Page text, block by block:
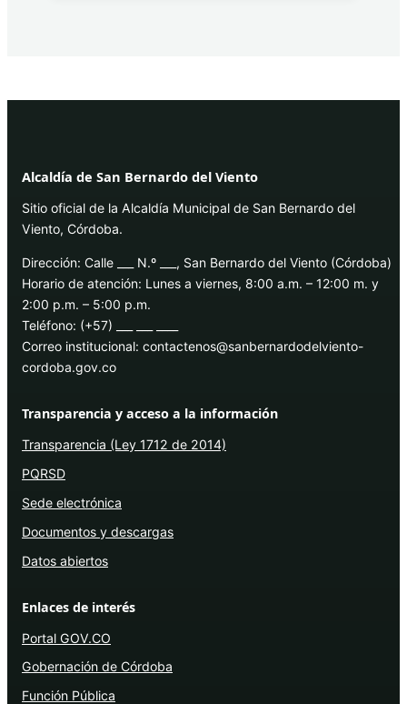
Alcaldía de San Bernardo del Viento
Sitio oficial de la Alcaldía Municipal de San Bernardo del
Viento, Córdoba.
Dirección: Calle ___ N.º ___, San Bernardo del Viento (Córdoba)
Horario de atención: Lunes a viernes, 8:00 a.m. – 12:00 m. y
2:00 p.m. – 5:00 p.m.
Teléfono: (+57) ___ ___ ____
Correo institucional: contactenos@sanbernardodelviento-
cordoba.gov.co
Transparencia y acceso a la información
Transparencia (Ley 1712 de 2014)
PQRSD
Sede electrónica
Documentos y descargas
Datos abiertos
Enlaces de interés
Portal GOV.CO
Gobernación de Córdoba
Función Pública